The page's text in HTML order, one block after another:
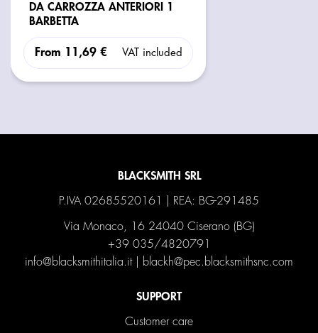
DA CARROZZA ANTERIORI 1
BARBETTA
From 11,69 € VAT included
BLACKSMITH SRL
P.IVA 02685520161 | REA: BG-291485
Via Monaco, 16 24040 Ciserano (BG)
+39 035/4820791
info@blacksmithitalia.it| blackh@pec.blacksmithsnc.com
SUPPORT
Customer care